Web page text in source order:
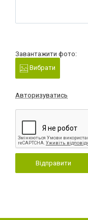
Завантажити фото:
Вибрати
Авторизуватись
Відправити